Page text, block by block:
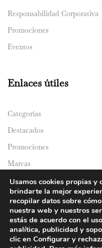
Responsabilidad Corporativa
Promociones
Eventos
Enlaces útiles
Categorías
Destacados
Promociones
Marcas
Catálogos
Domicilios
Usamos cookies propias y
brindarte la mejor
recopilar datos sobre
nuestra web y nuestros
estás de acuerdo con el
analítica, publicidad y
clic en Configurar y